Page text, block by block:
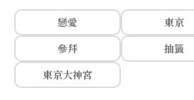
戀愛
東京
參拜
抽籤
東京大神宮